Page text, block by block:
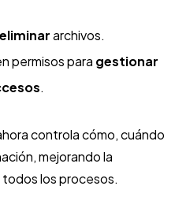
archivos.
permisos para gestionar
.
controla cómo, cuándo
mejorando la
los procesos.